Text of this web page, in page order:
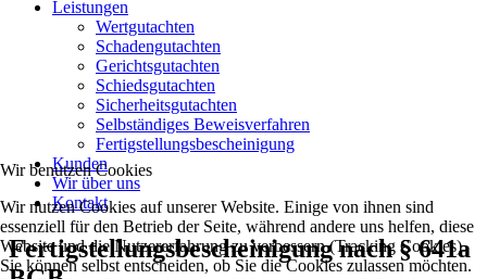
Leistungen
Wertgutachten
Schadengutachten
Gerichtsgutachten
Schiedsgutachten
Sicherheitsgutachten
Selbständiges Beweisverfahren
Fertigstellungsbescheinigung
Kunden
Wir über uns
Kontakt
Fertigstellungsbescheinigung nach § 641a
Wir benutzen Cookies
Wir nutzen Cookies auf unserer Website. Einige von ihnen sind
essenziell für den Betrieb der Seite, während andere uns helfen, diese
Website und die Nutzererfahrung zu verbessern (Tracking Cookies).
Sie können selbst entscheiden, ob Sie die Cookies zulassen möchten.